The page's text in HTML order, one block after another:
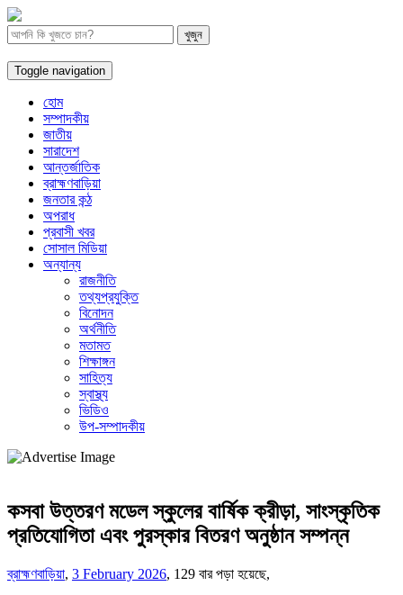
Toggle navigation
হোম
সম্পাদকীয়
জাতীয়
সারাদেশ
আন্তর্জাতিক
ব্রাহ্মণবাড়িয়া
জনতার কন্ঠ
অপরাধ
প্রবাসী খবর
সোসাল মিডিয়া
অন্যান্য
রাজনীতি
তথ্যপ্রযুক্তি
বিনোদন
অর্থনীতি
মতামত
শিক্ষাঙ্গন
সাহিত্য
স্বাস্থ্য
ভিডিও
উপ-সম্পাদকীয়
কসবা উত্তরণ মডেল স্কুলের বার্ষিক ক্রীড়া, সাংস্কৃতিক
প্রতিযোগিতা এবং পুরস্কার বিতরণ অনুষ্ঠান সম্পন্ন
ব্রাহ্মণবাড়িয়া, 3 February 2026, 129 বার পড়া হয়েছে,